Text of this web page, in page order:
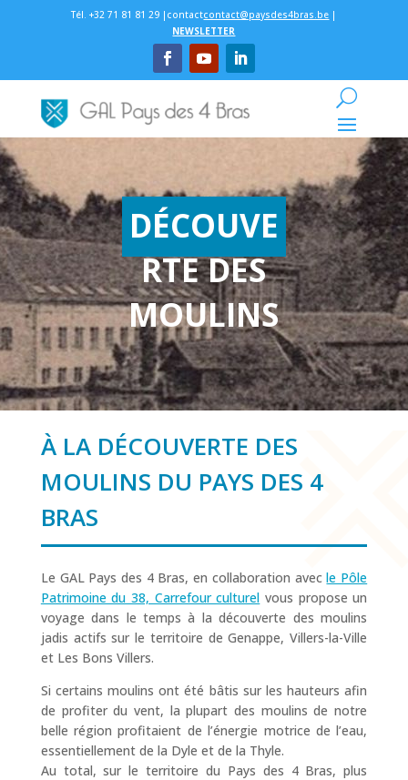
Tél. +32 71 81 81 29 |contactcontact@paysdes4bras.be |
NEWSLETTER
DÉCOUVE
RTE DES
MOULINS
À LA DÉCOUVERTE DES
MOULINS DU PAYS DES 4
BRAS
Le GAL Pays des 4 Bras, en collaboration avecle Pôle
Patrimoine du 38, Carrefour culturel vous propose un
voyage dans le temps à la découverte des moulins
jadis actifs sur le territoire de Genappe, Villers-la-Ville
et Les Bons Villers.
Si certains moulins ont été bâtis sur les hauteurs afin
de profiter du vent, la plupart des moulins de notre
belle région profitaient de l’énergie motrice de l’eau,
essentiellement de la Dyle et de la Thyle.
Au total, sur le territoire du Pays des 4 Bras, plus